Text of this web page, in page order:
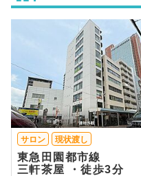
サロン 現状渡し
東急田園都市線
三軒茶屋 ・徒歩3分